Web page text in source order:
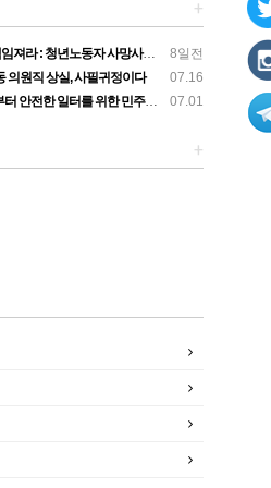
+
8일전
의 철저한 진상규명과 재발방지 대책 마련하라
07.16
의원직 상실, 사필귀정이다
07.01
총 강원지역본부 폭염감시단 선포 기자회견
+